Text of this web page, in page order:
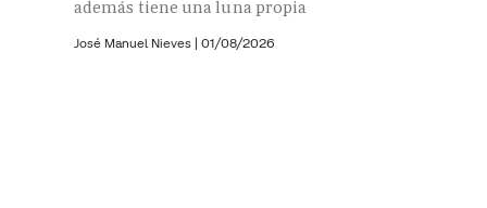
además tiene una luna propia
José Manuel Nieves | 01/08/2026